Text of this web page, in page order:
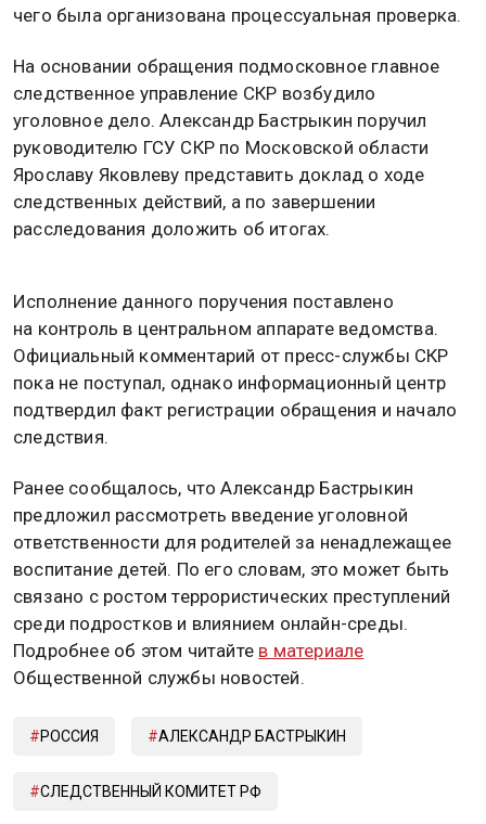
чего была организована процессуальная проверка.
На основании обращения подмосковное главное
следственное управление СКР возбудило
уголовное дело. Александр Бастрыкин поручил
руководителю ГСУ СКР по Московской области
Ярославу Яковлеву представить доклад о ходе
следственных действий, а по завершении
расследования доложить об итогах.
Исполнение данного поручения поставлено
на контроль в центральном аппарате ведомства.
Официальный комментарий от пресс-службы СКР
пока не поступал, однако информационный центр
подтвердил факт регистрации обращения и начало
следствия.
Ранее сообщалось, что Александр Бастрыкин
предложил рассмотреть введение уголовной
ответственности для родителей за ненадлежащее
воспитание детей. По его словам, это может быть
связано с ростом террористических преступлений
среди подростков и влиянием онлайн-среды.
Подробнее об этом читайте в материале
Общественной службы новостей.
РОССИЯ АЛЕКСАНДР БАСТРЫКИН
СЛЕДСТВЕННЫЙ КОМИТЕТ РФ